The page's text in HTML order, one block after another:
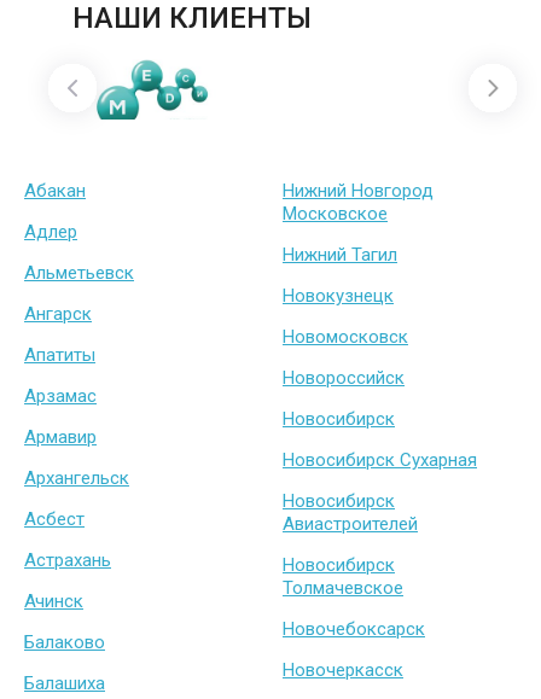
НАШИ КЛИЕНТЫ
Абакан
Адлер
Альметьевск
Ангарск
Апатиты
Арзамас
Армавир
Архангельск
Асбест
Астрахань
Ачинск
Балаково
Балашиха
Нижний Новгород
Московское
Нижний Тагил
Новокузнецк
Новомосковск
Новороссийск
Новосибирск
Новосибирск Сухарная
Новосибирск
Авиастроителей
Новосибирск
Толмачевское
Новочебоксарск
Новочеркасск